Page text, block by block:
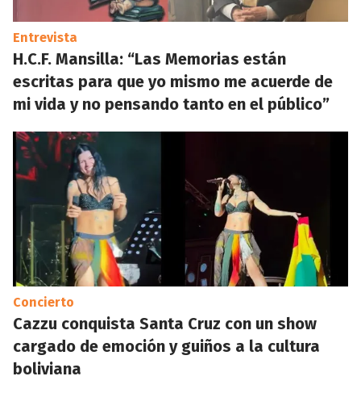
Entrevista
H.C.F. Mansilla: “Las Memorias están
escritas para que yo mismo me acuerde de
mi vida y no pensando tanto en el público”
Concierto
Cazzu conquista Santa Cruz con un show
cargado de emoción y guiños a la cultura
boliviana